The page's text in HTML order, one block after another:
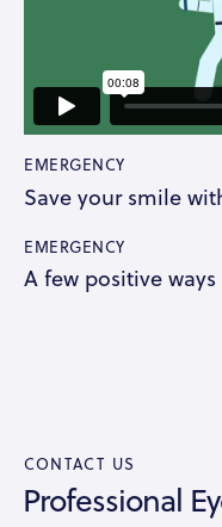
EMERGENCY
Save your smile
EMERGENCY
A few positive
CONTACT US
Professional